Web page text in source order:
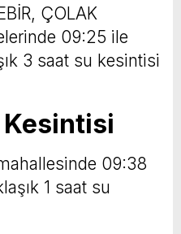
ÇOLAK
09:25 ile
3 saat su kesintisi
09:38
1 saat su